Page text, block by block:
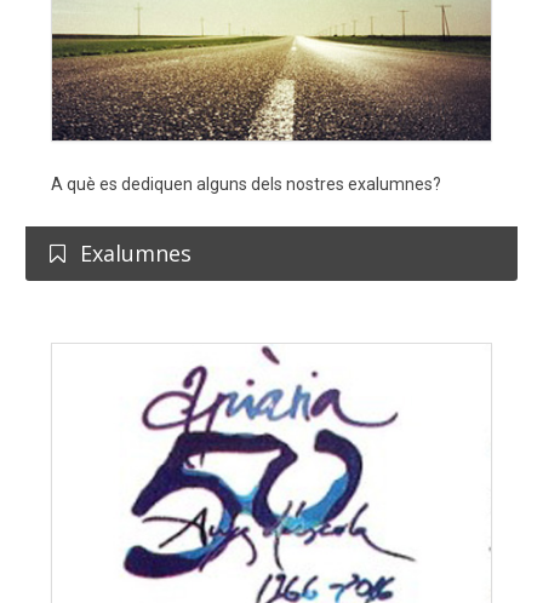
A què es dediquen alguns dels nostres exalumnes?
Exalumnes